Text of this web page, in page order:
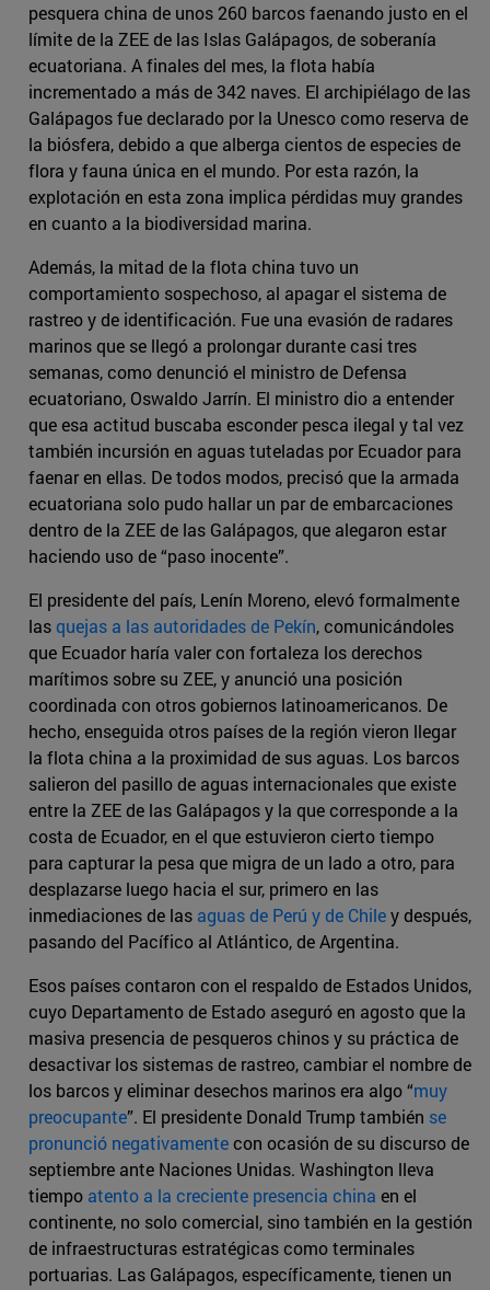
pesquera china de unos 260 barcos faenando justo en el
límite de la ZEE de las Islas Galápagos, de soberanía
ecuatoriana. A finales del mes, la flota había
incrementado a más de 342 naves. El archipiélago de las
Galápagos fue declarado por la Unesco como reserva de
la biósfera, debido a que alberga cientos de especies de
flora y fauna única en el mundo. Por esta razón, la
explotación en esta zona implica pérdidas muy grandes
en cuanto a la biodiversidad marina.
Además, la mitad de la flota china tuvo un
comportamiento sospechoso, al apagar el sistema de
rastreo y de identificación. Fue una evasión de radares
marinos que se llegó a prolongar durante casi tres
semanas, como denunció el ministro de Defensa
ecuatoriano, Oswaldo Jarrín. El ministro dio a entender
que esa actitud buscaba esconder pesca ilegal y tal vez
también incursión en aguas tuteladas por Ecuador para
faenar en ellas. De todos modos, precisó que la armada
ecuatoriana solo pudo hallar un par de embarcaciones
dentro de la ZEE de las Galápagos, que alegaron estar
haciendo uso de “paso inocente”.
El presidente del país, Lenín Moreno, elevó formalmente
lasquejas a las autoridades de Pekín, comunicándoles
que Ecuador haría valer con fortaleza los derechos
marítimos sobre su ZEE, y anunció una posición
coordinada con otros gobiernos latinoamericanos. De
hecho, enseguida otros países de la región vieron llegar
la flota china a la proximidad de sus aguas. Los barcos
salieron del pasillo de aguas internacionales que existe
entre la ZEE de las Galápagos y la que corresponde a la
costa de Ecuador, en el que estuvieron cierto tiempo
para capturar la pesa que migra de un lado a otro, para
desplazarse luego hacia el sur, primero en las
inmediaciones de las aguas de Perú y de Chiley después,
pasando del Pacífico al Atlántico, de Argentina.
Esos países contaron con el respaldo de Estados Unidos,
cuyo Departamento de Estado aseguró en agosto que la
masiva presencia de pesqueros chinos y su práctica de
desactivar los sistemas de rastreo, cambiar el nombre de
los barcos y eliminar desechos marinos era algo “muy
preocupante”. El presidente Donald Trump también se
pronunció negativamentecon ocasión de su discurso de
septiembre ante Naciones Unidas. Washington lleva
tiempo atento a la creciente presencia china en el
continente, no solo comercial, sino también en la gestión
de infraestructuras estratégicas como terminales
portuarias. Las Galápagos, específicamente, tienen un